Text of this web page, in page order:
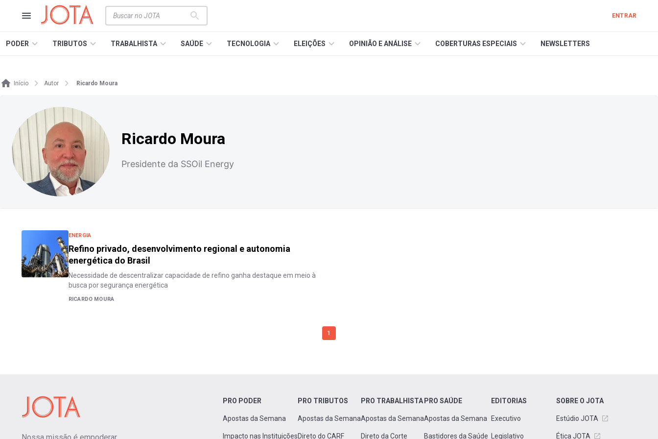
ENTRAR
PODER TRIBUTOS TRABALHISTA SAÚDE TECNOLOGIA ELEIÇÕES OPINIÃO E ANÁLISE COBERTURAS ESPECIAIS NEWSLETTERS
Início Autor Ricardo Moura
Ricardo Moura
Presidente da SSOil Energy
ENERGIA
Refino privado, desenvolvimento regional e autonomia
energética do Brasil
Necessidade de descentralizar capacidade de refino ganha destaque em meio à
busca por segurança energética
RICARDO MOURA
1
PRO PODER
Apostas da Semana
Impacto nas Instituições
PRO TRIBUTOS
Apostas da Semana
Direto do CARF
PRO TRABALHISTA
Apostas da Semana
Direto da Corte
PRO SAÚDE
Apostas da Semana
Bastidores da Saúde
EDITORIAS
Executivo
Legislativo
SOBRE O JOTA
Estúdio JOTA
Ética JOTA